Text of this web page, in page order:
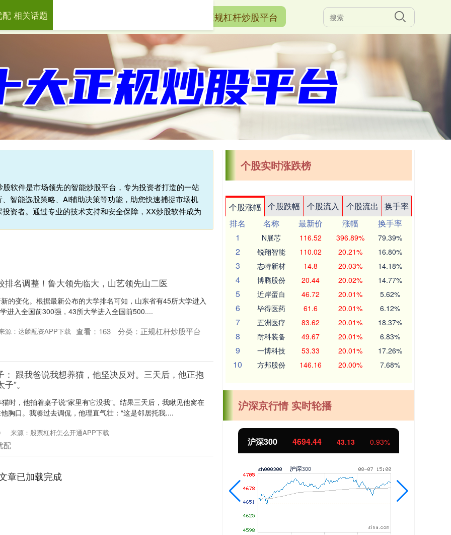
优配 正规杠杆炒股平台
软件是市场领先的智能炒股平台，专为投资者打造的一站
智能选股策略、AI辅助决策等功能，助您快速捕捉市场机
资者。通过专业的技术支持和安全保障，XX炒股软件成为
相关话题
排名调整！鲁大领先临大，山艺领先山二医
的变化。根据最新公布的大学排名可知，山东省有45所大学进入
进入全国前300强，43所大学进入全国前500....
源：达麟配资APP下载 查看： 163 分类： 正规杠杆炒股平台
： 跟我爸说我想养猫，他坚决反对。三天后，他正抱
”。
时，他拍着桌子说“家里有它没我”。结果三天后，我瞅见他窝在
胸口。我凑过去调侃，他理直气壮：“这是邻居托我....
来源：股票杠杆怎么开通APP下载
配
章已加载完成
个股实时涨跌榜
个股涨幅 个股跌幅 个股流入 个股流出
换手率
排名
名称 最新价 涨幅
换手率
1
N展芯 116.52 396.89% 79.39%
2 锐翔智能 110.02 20.21% 16.80%
3 志特新材 14.8 20.03% 14.18%
4 博腾股份 20.44 20.02% 14.77%
5 近岸蛋白 46.72 20.01% 5.62%
6 毕得医药 61.6 20.01% 6.12%
7 五洲医疗 83.62 20.01% 18.37%
8 耐科装备 49.67 20.01% 6.83%
9 一博科技 53.33 20.01% 17.26%
10 方邦股份 146.16 20.00% 7.68%
沪深京行情 实时轮播
北证50 1134.24 11.37 1.01%